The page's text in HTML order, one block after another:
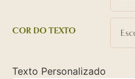
COR DO TEXTO
Texto Personalizado